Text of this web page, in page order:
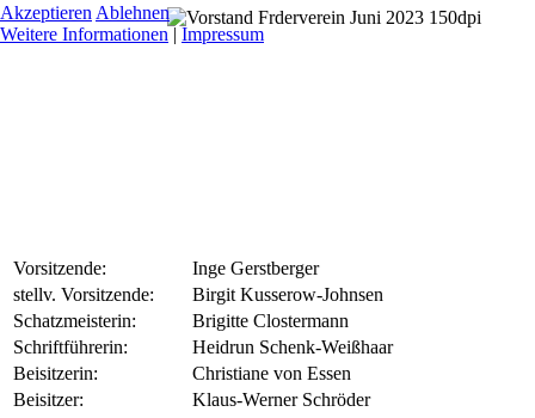
Vorsitzende:
Inge Gerstberger
stellv. Vorsitzende:
Birgit Kusserow-Johnsen
Schatzmeisterin:
Brigitte Clostermann
Schriftführerin:
Heidrun Schenk-Weißhaar
Beisitzerin:
Christiane von Essen
Beisitzer:
Klaus-Werner Schröder
Akzeptieren Ablehnen
Weitere Informationen | Impressum